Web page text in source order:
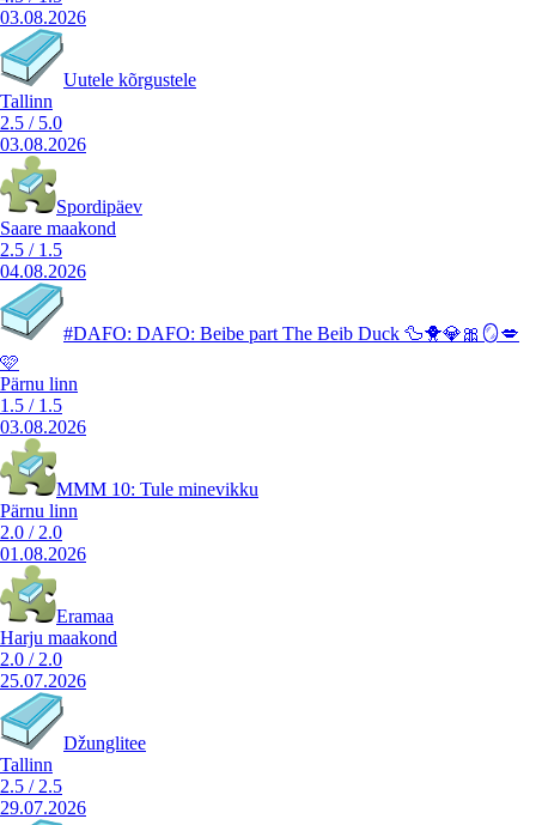
03.08.2026
Uutele kõrgustele
Tallinn
2.5 / 5.0
03.08.2026
Spordipäev
Saare maakond
2.5 / 1.5
04.08.2026
#DAFO: DAFO: Beibe part The Beib Duck 🦆🐥💎🎀🪞💋
🩷
Pärnu linn
1.5 / 1.5
03.08.2026
MMM 10: Tule minevikku
Pärnu linn
2.0 / 2.0
01.08.2026
Eramaa
Harju maakond
2.0 / 2.0
25.07.2026
Džunglitee
Tallinn
2.5 / 2.5
29.07.2026